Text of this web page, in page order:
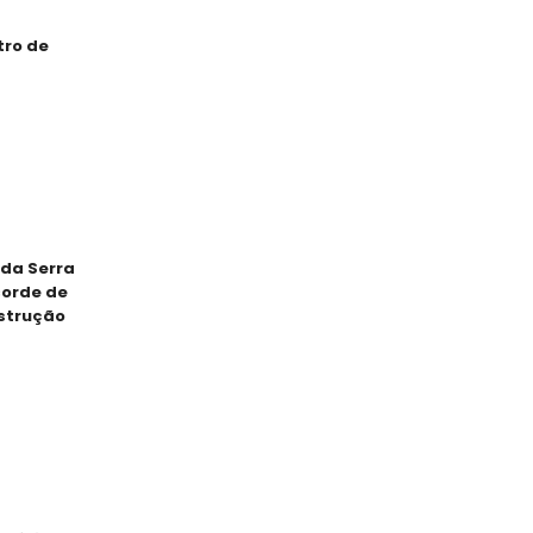
de
da Serra
de